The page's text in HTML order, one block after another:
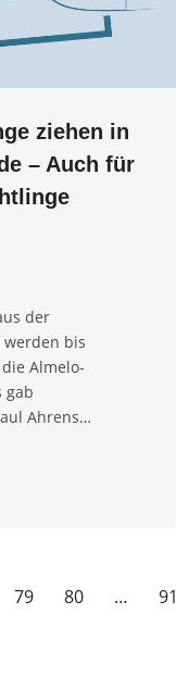
ziehen in
– Auch für
der
bis
Almelo-
gab
Ahrens…
79 80 … 91